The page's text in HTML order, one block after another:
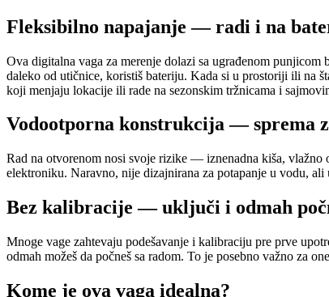
Fleksibilno napajanje — radi i na
Ova digitalna vaga za merenje dolazi sa ugrađenom
daleko od utičnice, koristiš bateriju. Kada si u prostoriji ili na
koji menjaju lokacije ili rade na sezonskim tržnicama i
Vodootporna konstrukcija — sprema
Rad na otvorenom nosi svoje rizike — iznenadna kiša, vlažno
elektroniku. Naravno, nije dizajnirana za potapanje u vodu,
Bez kalibracije — uključi i odmah
Mnoge vage zahtevaju podešavanje i kalibraciju pre prve
odmah možeš da počneš sa radom. To je posebno važno za
Kome je ova vaga idealna?